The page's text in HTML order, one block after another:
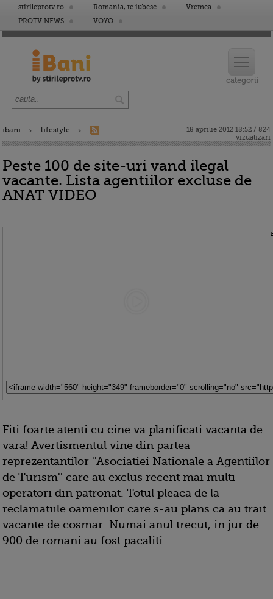
stirileprotv.ro Romania, te iubesc
Vremea
PROTV NEWS
VOYO
ibani lifestyle
18 aprilie 2012 18:52 / 824
vizualizari
Peste 100 de site-uri vand ilegal
vacante. Lista agentiilor excluse de
ANAT VIDEO
Fiti foarte atenti cu cine va planificati vacanta de
vara! Avertismentul vine din partea
reprezentantilor ''Asociatiei Nationale a Agentiilor
de Turism'' care au exclus recent mai multi
operatori din patronat. Totul pleaca de la
reclamatiile oamenilor care s-au plans ca au trait
vacante de cosmar. Numai anul trecut, in jur de
900 de romani au fost pacaliti.